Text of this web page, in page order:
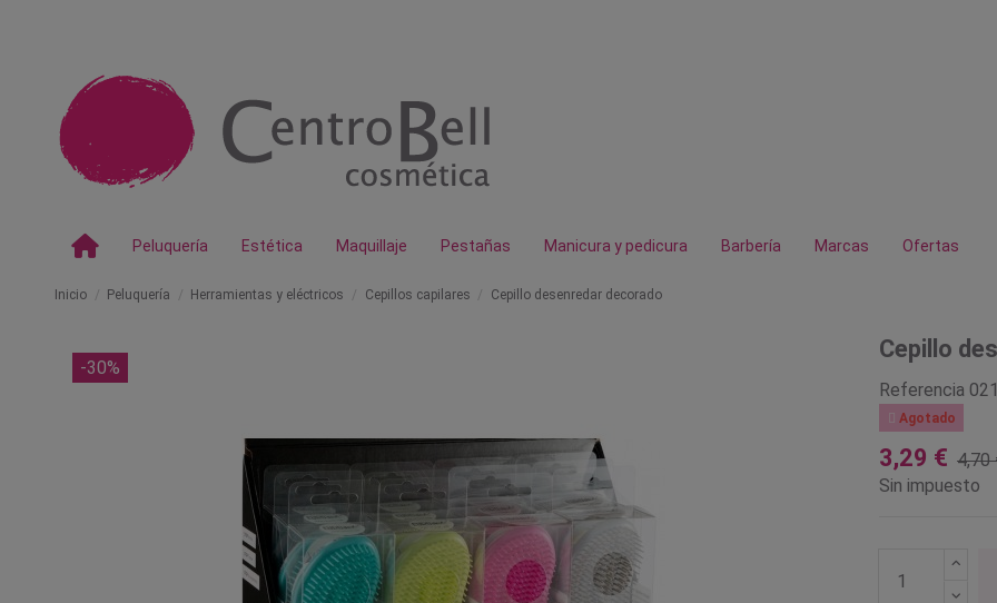
Peluquería Estética Maquillaje Pestañas Manicura y pedicura Barbería Marcas Ofertas
Inicio Peluquería Herramientas y eléctricos Cepillos capilares Cepillo desenredar decorado
-30%
Cepillo
Referencia
Agotado
3,29 € 4,70
Sin impuesto